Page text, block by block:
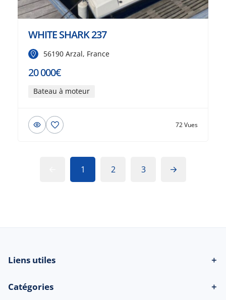
WHITE SHARK 237
56190 Arzal, France
20 000€
Bateau à moteur
72 Vues
1 2 3
Liens utiles ＋
Catégories ＋